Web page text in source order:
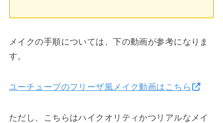
メイクの手順については、下の動画が参考になりま
す。
ユーチューブのフリーザ風メイク動画はこちら
ただし、こちらはハイクオリティかつリアルなメイ